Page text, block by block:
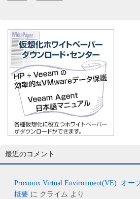
最近のコメント
Proxmox Virtual Environment(VE): オー
概要 に クライム より